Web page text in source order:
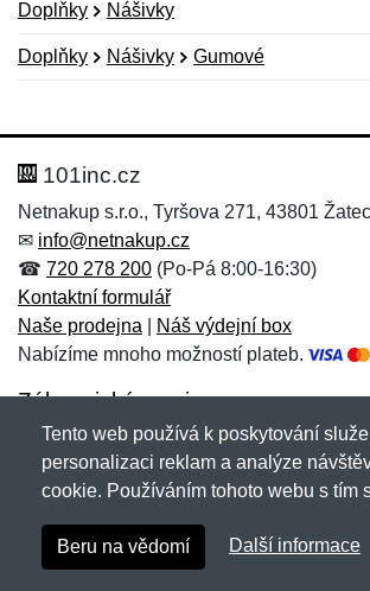
Doplňky Nášivky
Doplňky Nášivky Gumové
Hodnocení:
Jméno: *
Zpráva*
Jméno:
E-mail:*
101inc.cz
Netnakup s.r.o., Tyršova 271, 43801 Žatec
✉ info@netnakup.cz
☎ 720 278 200 (Po-Pá 8:00-16:30)
Kontaktní formulář
Naše prodejna
Náš výdejní box
Nabízíme mnoho možností plateb.
Zákaznický servis
Novinky emailem
Copyright © 2007-2026 (19 let s vámi)
NetIQ. Všechna práva vyhrazena.
Tento web používá k poskytování
personalizaci reklam a analýze
cookie. Používáním tohoto webu s tím
Beru na vědomí Další informace